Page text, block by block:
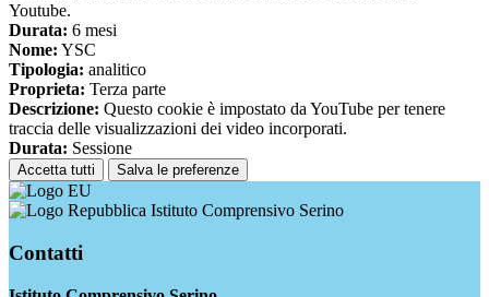
Youtube.
Durata: 6 mesi
Nome: YSC
Tipologia: analitico
Proprieta: Terza parte
Descrizione: Questo cookie è impostato da YouTube per tenere
traccia delle visualizzazioni dei video incorporati.
Durata: Sessione
Accetta tutti Salva le preferenze
Istituto Comprensivo Serino
Contatti